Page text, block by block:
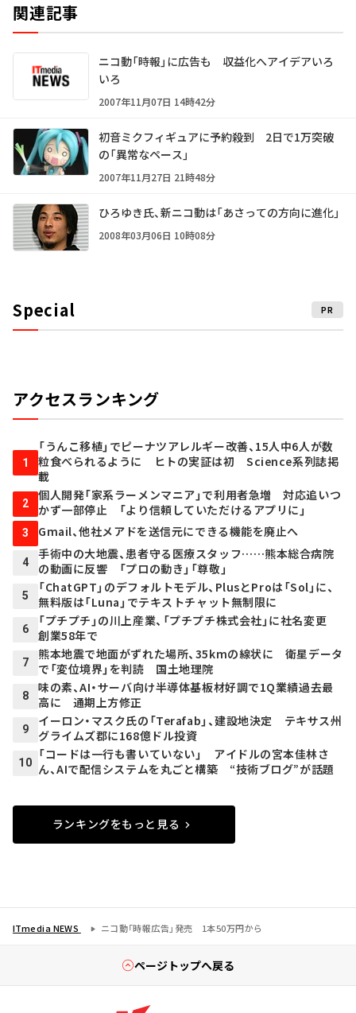
関連記事
ニコ動「時報」に広告も 収益化へアイデアいろ
いろ
2007年11月07日 14時42分
初音ミクフィギュアに予約殺到 2日で1万突破
の「異常なペース」
2007年11月27日 21時48分
ひろゆき氏、新ニコ動は「あさっての方向に進化」
2008年03月06日 10時08分
Special PR
アクセスランキング
1
「うんこ移植」でピーナツアレルギー改善、15人中6人が数
粒食べられるように ヒトの実証は初 Science系列誌掲
載
2
個人開発「家系ラーメンマニア」で利用者急増 対応追いつ
かず一部停止 「より信頼していただけるアプリに」
3 Gmail、他社メアドを送信元にできる機能を廃止へ
4
手術中の大地震、患者守る医療スタッフ……熊本総合病院
の動画に反響 「プロの動き」「尊敬」
5
「ChatGPT」のデフォルトモデル、PlusとProは「Sol」に、
無料版は「Luna」でテキストチャット無制限に
6
「プチプチ」の川上産業、「プチプチ株式会社」に社名変更
創業58年で
7
熊本地震で地面がずれた場所、35kmの線状に 衛星データ
で「変位境界」を判読 国土地理院
8
味の素、AI・サーバ向け半導体基板材好調で1Q業績過去最
高に 通期上方修正
9
イーロン・マスク氏の「Terafab」、建設地決定 テキサス州
グライムズ郡に168億ドル投資
10
「コードは一行も書いていない」 アイドルの宮本佳林さ
ん、AIで配信システムを丸ごと構築 “技術ブログ”が話題
ランキングをもっと見る
ITmedia NEWS ニコ動「時報広告」発売 1本50万円から
ページトップへ戻る